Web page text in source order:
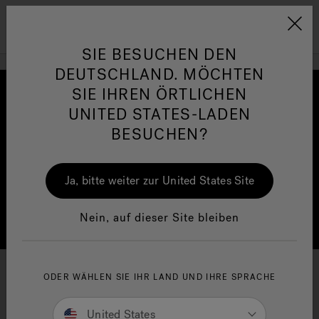
Jacuzzi&reg; EMEA
Ein neuer Meilenstein der
Wellness-Welt
SIE BESUCHEN DEN
DEUTSCHLAND. MÖCHTEN
SIE IHREN ÖRTLICHEN
UNITED STATES-LADEN
BESUCHEN?
Ja, bitte weiter zur United States Site
Nein, auf dieser Site bleiben
ODER WÄHLEN SIE IHR LAND UND IHRE SPRACHE
United States